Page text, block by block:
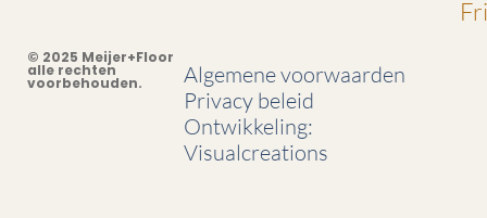
© 2025 Meijer+Floor
alle rechten
voorbehouden.
Algemene voorwaarden
Privacy beleid
Ontwikkeling:
Visualcreations